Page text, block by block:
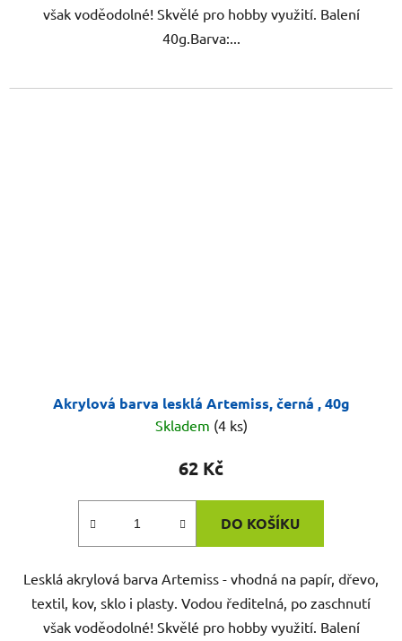
však voděodolné! Skvělé pro hobby využití. Balení
40g.Barva:...
Akrylová barva lesklá Artemiss, černá , 40g
Skladem (4 ks)
62 Kč
DO KOŠÍKU
Lesklá akrylová barva Artemiss - vhodná na papír, dřevo,
textil, kov, sklo i plasty. Vodou ředitelná, po zaschnutí
však voděodolné! Skvělé pro hobby využití. Balení